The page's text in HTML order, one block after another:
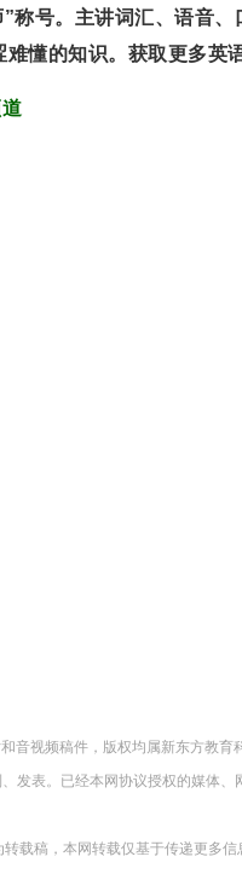
称号。主讲词汇、语音
懂的知识。 获取更多英
音视频稿件，版权均属新东方教
发表。已经本网协议授权的媒体
载稿，本网转载仅基于传递更多